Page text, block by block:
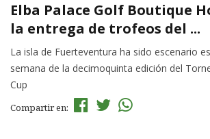
Elba Palace Golf Boutique
la entrega de trofeos del ...
La isla de Fuerteventura ha sido escenario
semana de la decimoquinta edición del
Cup
Compartir en: